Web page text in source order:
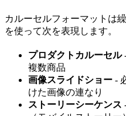
カルーセルフォーマットは
を使って次を表現します。
プロダクトカルーセル
複数商品
画像スライドショー -
けた画像の連なり
ストーリーシーケンス